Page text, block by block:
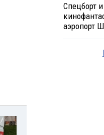
Спецборт
аэропорт